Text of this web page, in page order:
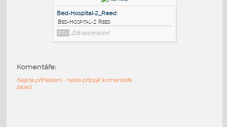
Bed-Platform_Reed:
Bed-Platform Reed
RFA Ložnice
Ložnice
Komentáře:
Nejste přihlášeni - nelze připojit komentáře
bloků